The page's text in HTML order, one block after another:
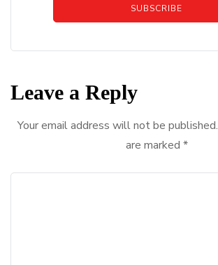
SUBSCRIBE
Leave a Reply
Your email address will not be published.
are marked *